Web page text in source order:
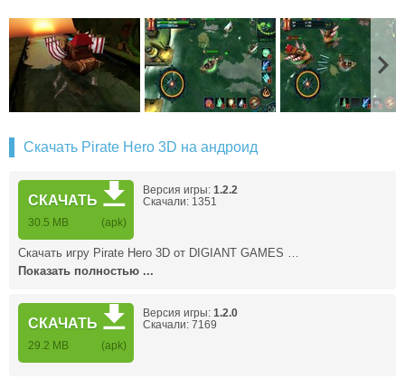
Скачать Pirate Hero 3D на андроид
СКАЧАТЬ
30.5 MB (apk)
Версия игры: 1.2.2
Скачали: 1351
Скачать игру Pirate Hero 3D от DIGIANT GAMES …
Показать полностью ...
СКАЧАТЬ
29.2 MB (apk)
Версия игры: 1.2.0
Скачали: 7169